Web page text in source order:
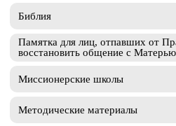
Библия
Памятка для лиц, отпавших от
восстановить общение с
Миссионерские школы
Методические материалы